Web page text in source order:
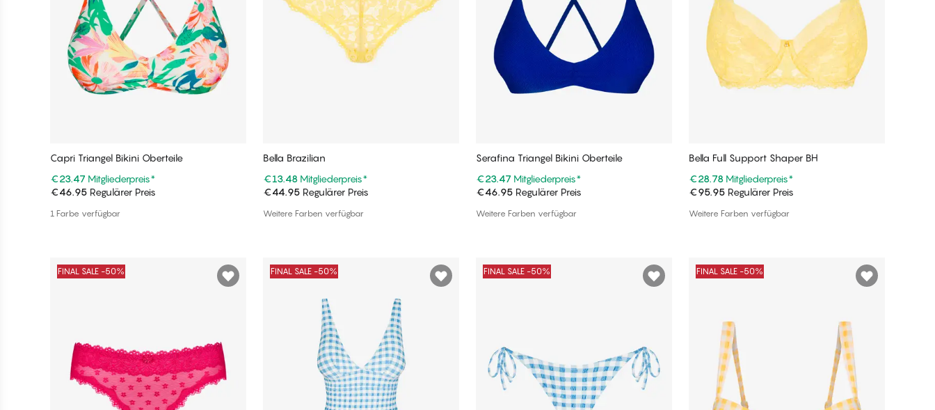
Capri Triangel Bikini Oberteile
€23.47 Mitgliederpreis*
€46.95 Regulärer Preis
1 Farbe verfügbar
Bella Brazilian
€13.48 Mitgliederpreis*
€44.95 Regulärer Preis
Weitere Farben verfügbar
Serafina Triangel Bikini Oberteile
€23.47 Mitgliederpreis*
€46.95 Regulärer Preis
Weitere Farben verfügbar
Bella Full Support Shaper BH
€28.78 Mitgliederpreis*
€95.95 Regulärer Preis
Weitere Farben verfügbar
FINAL SALE -50% FINAL SALE -50% FINAL SALE -50% FINAL SALE -50%